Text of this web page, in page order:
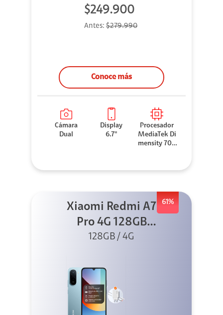
$249.900
Antes: $279.990
Conoce más
Cámara
Dual
Display
6.7"
Procesador
MediaTek Di
mensity 706
61%
Xiaomi Redmi A7
Pro 4G 128GB
Azul + Cargador
128GB / 4G